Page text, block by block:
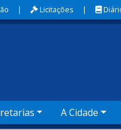
| Licitações |
A Cidade